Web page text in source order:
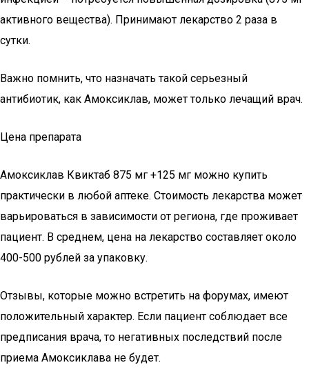
активного вещества). Принимают лекарство 2 раза в
сутки.
Важно помнить, что назначать такой серьезный
антибиотик, как Амоксиклав, может только лечащий врач.
Цена препарата
Амоксиклав Квиктаб 875 мг +125 мг можно купить
практически в любой аптеке. Стоимость лекарства может
варьироваться в зависимости от региона, где проживает
пациент. В среднем, цена на лекарство составляет около
400-500 рублей за упаковку.
Отзывы, которые можно встретить на форумах, имеют
положительный характер. Если пациент соблюдает все
предписания врача, то негативных последствий после
приема Амоксиклава не будет.